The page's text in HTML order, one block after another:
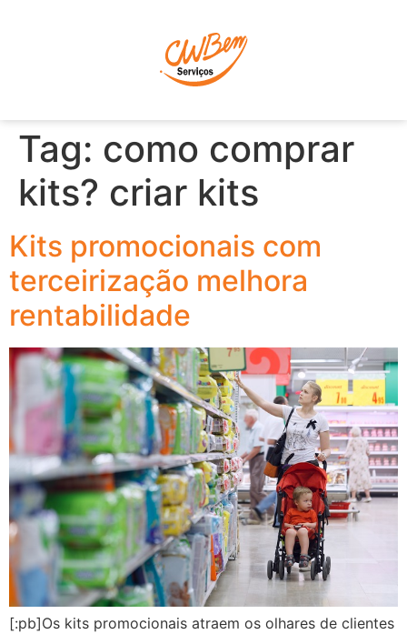
Tag: como comprar
kits? criar kits
Kits promocionais com
terceirização melhora
rentabilidade
[:pb]Os kits promocionais atraem os olhares de clientes